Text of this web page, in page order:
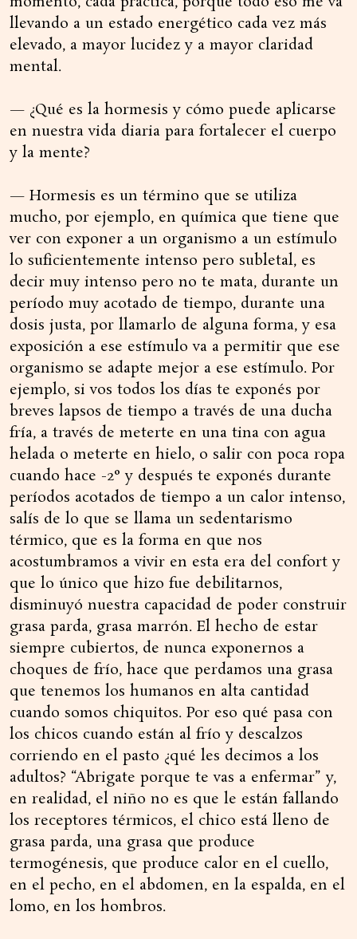
llevando a un estado energético cada vez más
elevado, a mayor lucidez y a mayor claridad
mental.
— ¿Qué es la hormesis y cómo puede aplicarse
en nuestra vida diaria para fortalecer el cuerpo
y la mente?
— Hormesis es un término que se utiliza
mucho, por ejemplo, en química que tiene que
ver con exponer a un organismo a un estímulo
lo suficientemente intenso pero subletal, es
decir muy intenso pero no te mata, durante un
período muy acotado de tiempo, durante una
dosis justa, por llamarlo de alguna forma, y esa
exposición a ese estímulo va a permitir que ese
organismo se adapte mejor a ese estímulo. Por
ejemplo, si vos todos los días te exponés por
breves lapsos de tiempo a través de una ducha
fría, a través de meterte en una tina con agua
helada o meterte en hielo, o salir con poca ropa
cuando hace -2° y después te exponés durante
períodos acotados de tiempo a un calor intenso,
salís de lo que se llama un sedentarismo
térmico, que es la forma en que nos
acostumbramos a vivir en esta era del confort y
que lo único que hizo fue debilitarnos,
disminuyó nuestra capacidad de poder construir
grasa parda, grasa marrón. El hecho de estar
siempre cubiertos, de nunca exponernos a
choques de frío, hace que perdamos una grasa
que tenemos los humanos en alta cantidad
cuando somos chiquitos. Por eso qué pasa con
los chicos cuando están al frío y descalzos
corriendo en el pasto ¿qué les decimos a los
adultos? “Abrigate porque te vas a enfermar” y,
en realidad, el niño no es que le están fallando
los receptores térmicos, el chico está lleno de
grasa parda, una grasa que produce
termogénesis, que produce calor en el cuello,
en el pecho, en el abdomen, en la espalda, en el
lomo, en los hombros.